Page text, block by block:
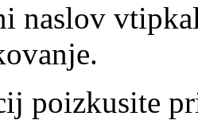
naslov
poizkusite